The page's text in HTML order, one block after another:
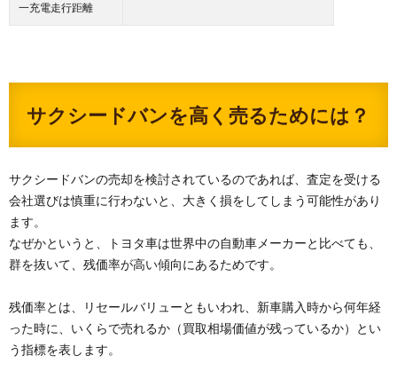
一充電走行距離
サクシードバンを高く売るためには？
サクシードバンの売却を検討されているのであれば、査定を受ける
会社選びは慎重に行わないと、大きく損をしてしまう可能性があり
ます。
なぜかというと、トヨタ車は世界中の自動車メーカーと比べても、
群を抜いて、残価率が高い傾向にあるためです。
残価率とは、リセールバリューともいわれ、新車購入時から何年経
った時に、いくらで売れるか（買取相場価値が残っているか）とい
う指標を表します。